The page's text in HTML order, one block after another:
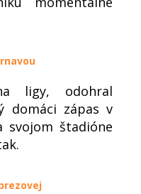
ligy, odohral
domáci zápas v
svojom štadióne